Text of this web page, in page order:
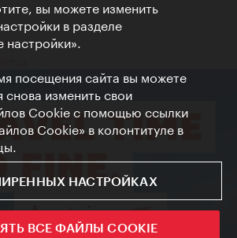
вы можете изменить
в разделе
настройки».
посещения сайта вы можете
изменить свои
Cookie с помощью ссылки
Cookie» в колонтитуле в
НАСТРОЙКАХ
ВСЕ ФАЙЛЫ COOKIE